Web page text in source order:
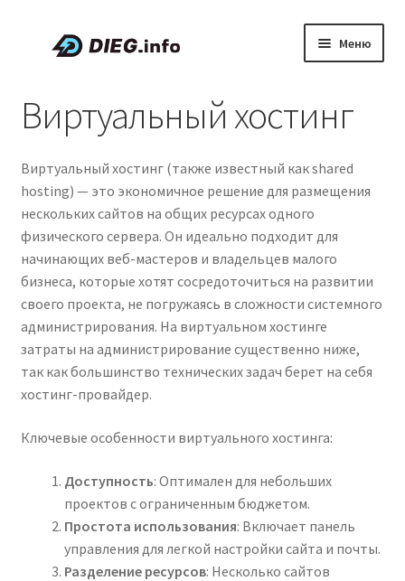
Перейти
Перейти
Меню
Скидки и промокоды
О проекте DIEG
Русский
меню
Виртуальный хостинг
Виртуальный хостинг (также известный как shared
hosting) — это экономичное решение для размещения
нескольких сайтов на общих ресурсах одного
физического сервера. Он идеально подходит для
начинающих веб-мастеров и владельцев малого
бизнеса, которые хотят сосредоточиться на развитии
своего проекта, не погружаясь в сложности системного
администрирования. На виртуальном хостинге
затраты на администрирование существенно ниже,
так как большинство технических задач берет на себя
хостинг-провайдер.
Ключевые особенности виртуального хостинга:
Доступность: Оптимален для небольших
проектов с ограниченным бюджетом.
Простота использования: Включает панель
управления для легкой настройки сайта и почты.
Разделение ресурсов: Несколько сайтов